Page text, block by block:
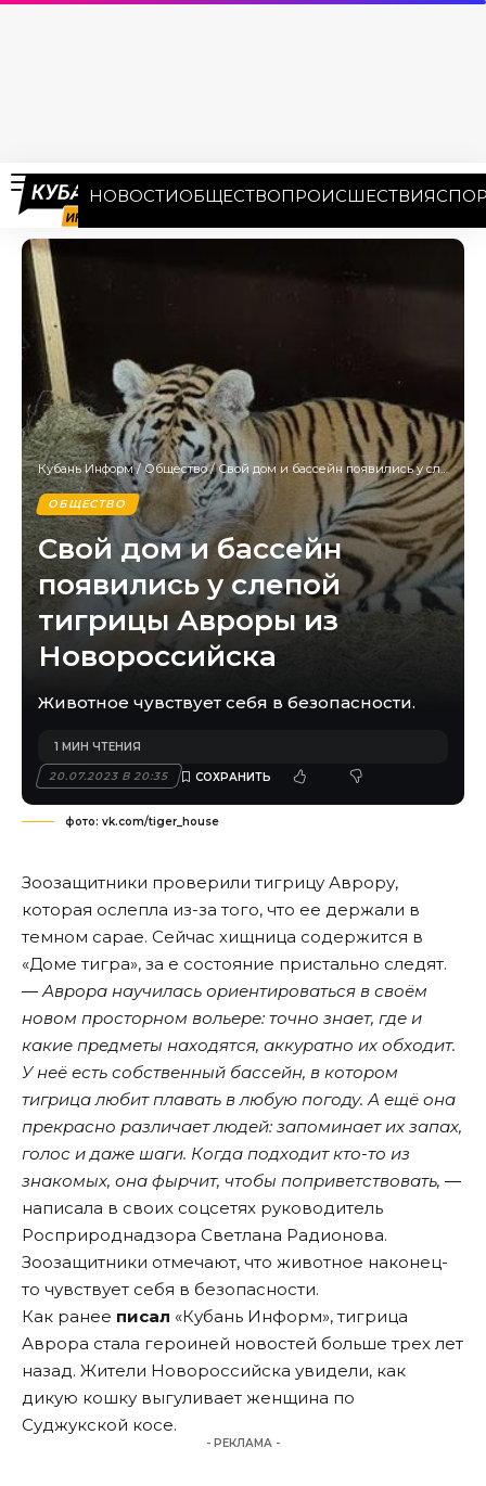
НОВОСТИОБЩЕСТВОПРОИСШЕСТВИЯ
Кубань Информ/Общество/Свой дом и бассейн появились у слепой тигрицы Авроры из Новороссийска
ОБЩЕСТВО
Свой дом и бассейн
появились у слепой
тигрицы Авроры из
Новороссийска
Животное чувствует себя в безопасности.
20.07.2023 В 20:35
1 МИН ЧТЕНИЯ
фото: vk.com/tiger_house
Зоозащитники проверили тигрицу Аврору,
которая ослепла из-за того, что ее держали в
темном сарае. Сейчас хищница содержится в
«Доме тигра», за е состояние пристально следят.
― Аврора научилась ориентироваться в своём
новом просторном вольере: точно знает, где и
какие предметы находятся, аккуратно их обходит.
У неё есть собственный бассейн, в котором
тигрица любит плавать в любую погоду. А ещё она
прекрасно различает людей: запоминает их запах,
голос и даже шаги. Когда подходит кто-то из
знакомых, она фырчит, чтобы поприветствовать, ―
написала в своих соцсетях руководитель
Росприроднадзора Светлана Радионова.
Зоозащитники отмечают, что животное наконец-
то чувствует себя в безопасности.
Как ранее писал «Кубань Информ», тигрица
Аврора стала героиней новостей больше трех лет
назад. Жители Новороссийска увидели, как
дикую кошку выгуливает женщина по
Суджукской косе.
- РЕКЛАМА -